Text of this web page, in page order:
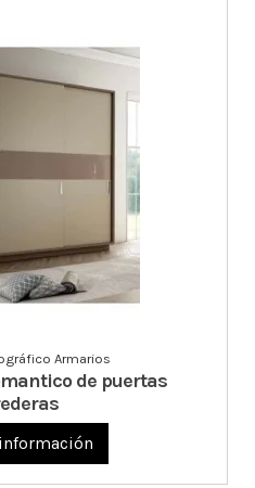
Armarios
de puertas